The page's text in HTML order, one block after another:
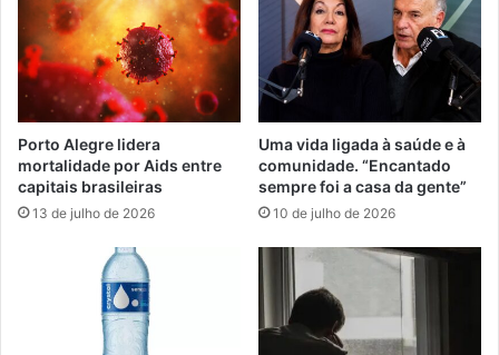
Porto Alegre lidera
mortalidade por Aids entre
capitais brasileiras
13 de julho de 2026
Uma vida ligada à saúde e à
comunidade. “Encantado
sempre foi a casa da gente”
10 de julho de 2026